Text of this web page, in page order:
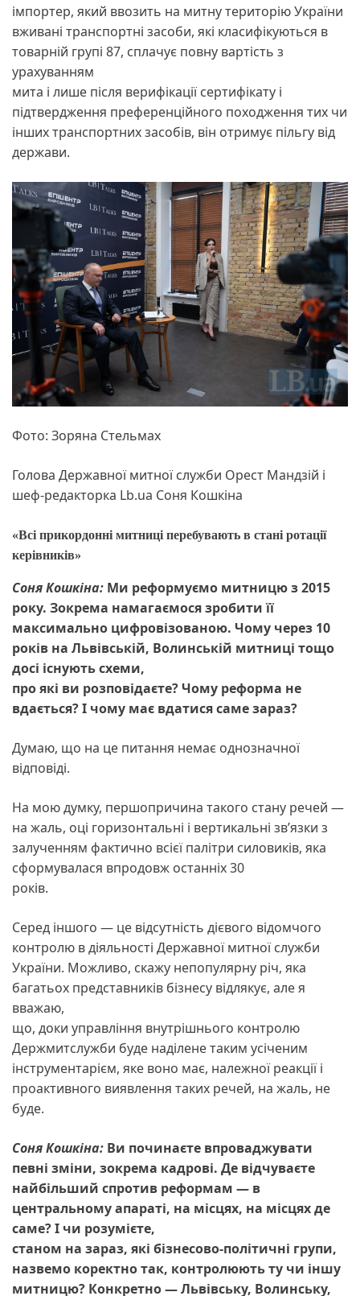
імпортер, який ввозить на митну територію України
вживані транспортні засоби, які класифікуються в
товарній групі 87, сплачує повну вартість з
урахуванням
мита і лише після верифікації сертифікату і
підтвердження преференційного походження тих чи
інших транспортних засобів, він отримує пільгу від
держави.
Фото: Зоряна Стельмах
Голова Державної митної служби Орест Мандзій і
шеф-редакторка Lb.ua Соня Кошкіна
«Всі прикордонні митниці перебувають в стані ротації
керівників»
Соня Кошкіна: Ми реформуємо митницю з 2015
року. Зокрема намагаємося зробити її
максимально цифровізованою. Чому через 10
років на Львівській, Волинській митниці тощо
досі існують схеми,
про які ви розповідаєте? Чому реформа не
вдається? І чому має вдатися саме зараз?
Думаю, що на це питання немає однозначної
відповіді.
На мою думку, першопричина такого стану речей —
на жаль, оці горизонтальні і вертикальні зв’язки з
залученням фактично всієї палітри силовиків, яка
сформувалася впродовж останніх 30
років.
Серед іншого — це відсутність дієвого відомчого
контролю в діяльності Державної митної служби
України. Можливо, скажу непопулярну річ, яка
багатьох представників бізнесу відлякує, але я
вважаю,
що, доки управління внутрішнього контролю
Держмитслужби буде наділене таким усіченим
інструментарієм, яке воно має, належної реакції і
проактивного виявлення таких речей, на жаль, не
буде.
Соня Кошкіна: Ви починаєте впроваджувати
певні зміни, зокрема кадрові. Де відчуваєте
найбільший спротив реформам — в
центральному апараті, на місцях, на місцях де
саме? І чи розумієте,
станом на зараз, які бізнесово-політичні групи,
назвемо коректно так, контролюють ту чи іншу
митницю? Конкретно — Львівську, Волинську,